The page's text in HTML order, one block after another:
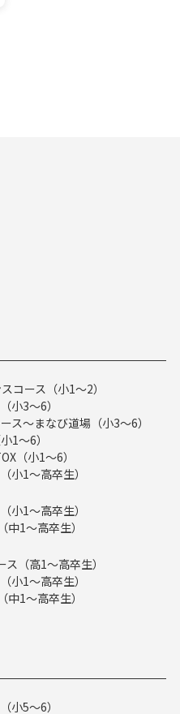
コース（小1～2）
小3～6）
ス～まなび道場（小3～6）
1～6）
（小1～6）
小1～高卒生）
小1～高卒生）
1～高卒生）
（高1～高卒生）
小1～高卒生）
1～高卒生）
小5～6）